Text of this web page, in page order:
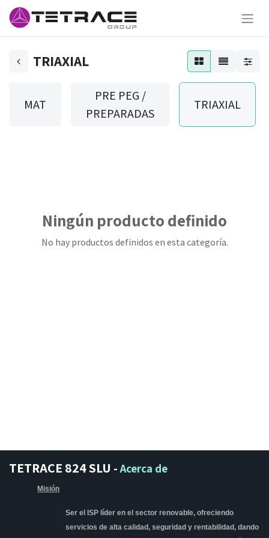
TRIAXIAL
MAT
PRE PEG /
PREPARADAS
TRIAXIAL
Ningún producto definido
No hay productos definidos en esta categoría.
TETRACE 824 SLU -Acerca de
Misión
Ser el ISP líder en el sector renovable, ofreciendo
servicios de alta calidad, seguridad y rentabilidad, dando